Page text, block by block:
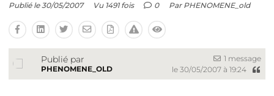
Publié le 30/05/2007 Vu 1491 fois 0 Par PHENOMENE_old
Publié par
PHENOMENE_OLD
1 message
le 30/05/2007 à 19:24